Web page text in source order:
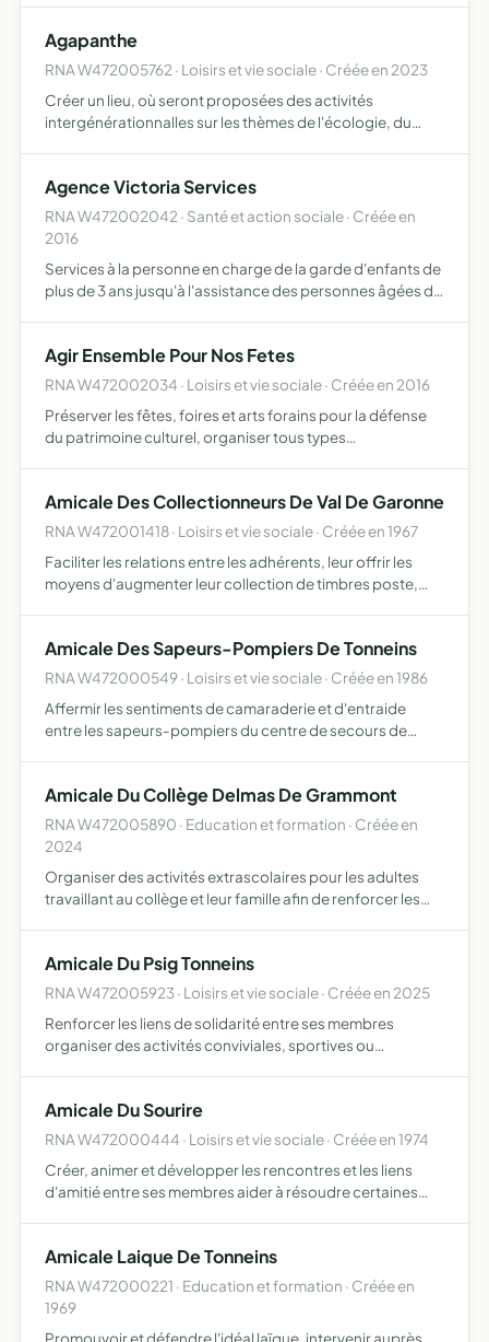
et morale…
Agapanthe
RNA W472005762 · Loisirs et vie sociale · Créée en 2023
Créer un lieu, où seront proposées des activités
intergénérationnalles sur les thèmes de l'écologie, du
laquelle s…
Agence Victoria Services
RNA W472002042 · Santé et action sociale · Créée en
2016
Services à la personne en charge de la garde d'enfants de
plus de 3 ans jusqu'à l'assistance des personnes âgées de
Agir Ensemble Pour Nos Fetes
RNA W472002034 · Loisirs et vie sociale · Créée en 2016
Préserver les fêtes, foires et arts forains pour la défense
du patrimoine culturel, organiser tous types
local…
Amicale Des Collectionneurs De Val De Garonne
RNA W472001418 · Loisirs et vie sociale · Créée en 1967
Faciliter les relations entre les adhérents, leur offrir les
moyens d'augmenter leur collection de timbres poste,
Amicale Des Sapeurs-Pompiers De Tonneins
RNA W472000549 · Loisirs et vie sociale · Créée en 1986
Affermir les sentiments de camaraderie et d'entraide
entre les sapeurs-pompiers du centre de secours de
réalisatio…
Amicale Du Collège Delmas De Grammont
RNA W472005890 · Education et formation · Créée en
2024
Organiser des activités extrascolaires pour les adultes
travaillant au collège et leur famille afin de renforcer les
Amicale Du Psig Tonneins
RNA W472005923 · Loisirs et vie sociale · Créée en 2025
Renforcer les liens de solidarité entre ses membres
organiser des activités conviviales, sportives ou
auprès des…
Amicale Du Sourire
RNA W472000444 · Loisirs et vie sociale · Créée en 1974
Créer, animer et développer les rencontres et les liens
d'amitié entre ses membres aider à résoudre certaines
Amicale Laique De Tonneins
RNA W472000221 · Education et formation · Créée en
1969
Promouvoir et défendre l'idéal laïque, intervenir auprès